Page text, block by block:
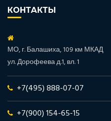
КОНТАКТЫ
МО, г. Балашиха, 109 км МКАД
ул. Дорофеева д.1, вл. 1
+7(495) 888-07-07
+7(900) 154-65-15